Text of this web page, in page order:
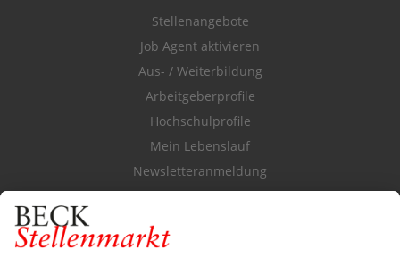
Stellenangebote
Job Agent aktivieren
Aus- / Weiterbildung
Arbeitgeberprofile
Hochschulprofile
Mein Lebenslauf
Newsletteranmeldung
Durchsuchen Sie den Stellenkatalog
FÜR ARBEITGEBER